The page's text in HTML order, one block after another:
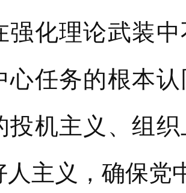
强化理论武装
心任务的根本
投机主义、组
人主义，确保